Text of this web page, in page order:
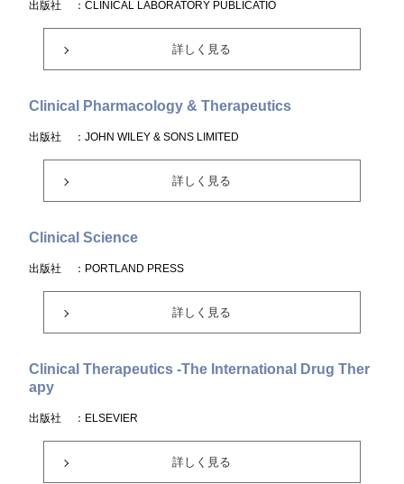
出版社 ：CLINICAL LABORATORY PUBLICATIO
詳しく見る
Clinical Pharmacology & Therapeutics
出版社 ：JOHN WILEY & SONS LIMITED
詳しく見る
Clinical Science
出版社 ：PORTLAND PRESS
詳しく見る
Clinical Therapeutics -The International Drug Ther
apy
出版社 ：ELSEVIER
詳しく見る